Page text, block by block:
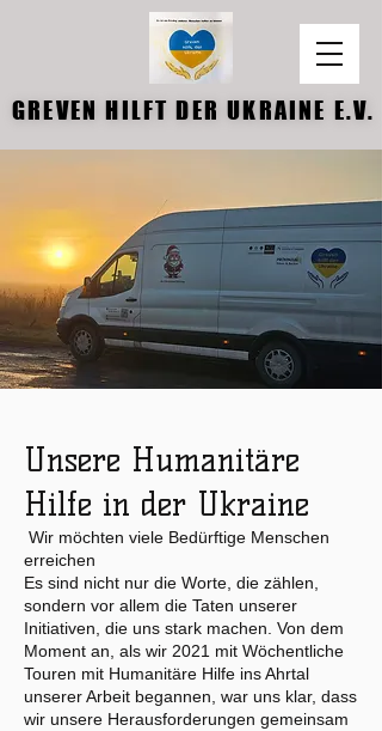
GREVEN HILFT DER UKRAINE E.V.
GREVEN HILFT DER UKRAINE E.V.
Unsere Humanitäre
Hilfe in der Ukraine
Wir möchten viele Bedürftige Menschen
erreichen
Es sind nicht nur die Worte, die zählen,
sondern vor allem die Taten unserer
Initiativen, die uns stark machen. Von dem
Moment an, als wir 2021 mit Wöchentliche
Touren mit Humanitäre Hilfe ins Ahrtal
unserer Arbeit begannen, war uns klar, dass
wir unsere Herausforderungen gemeinsam